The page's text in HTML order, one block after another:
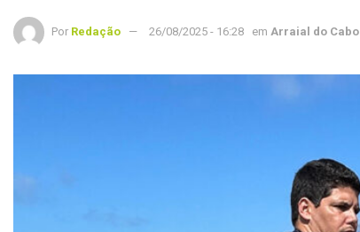
Por Redação 26/08/2025 - 16:28 em Arraial do Cabo